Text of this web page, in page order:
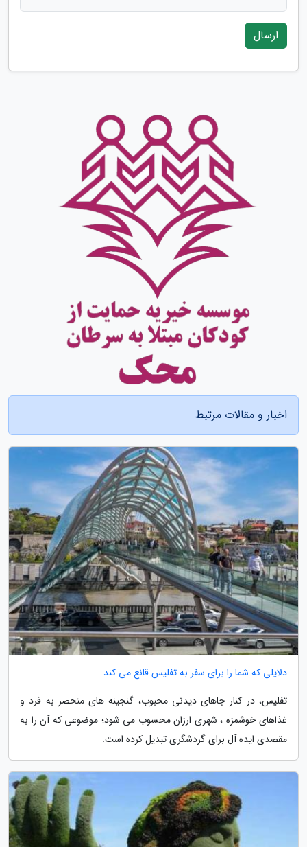
ارسال
اخبار و مقالات مرتبط
دلایلی که شما را برای سفر به تفلیس قانع می کند
تفلیس، در کنار جاهای دیدنی محبوب، گنجینه های منحصر به فرد و
غذاهای خوشمزه ، شهری ارزان محسوب می شود؛ موضوعی که آن را به
مقصدی ایده آل برای گردشگری تبدیل کرده است.